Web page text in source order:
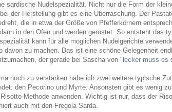
sardische Nudelspezialität. Nicht nur die Form der
der Herstellung gibt es eine Überraschung. Der
die in etwa der Größe von Pfefferkörnern
in den Ofen und werden geröstet. So entsteht das
kann für alle möglichen Nudelgerichte
davon zu machen. Das ist eine schöne Gelegenheit
der gerade bei Sascha von "lecker muss es
noch zu verstärken habe ich zwei weitere typische
den Pecorino und Myrte. Ansonsten gibt es wenig
Methode anwenden. Wichtig ist nur, dass der
auch mit den Fregola Sarda.